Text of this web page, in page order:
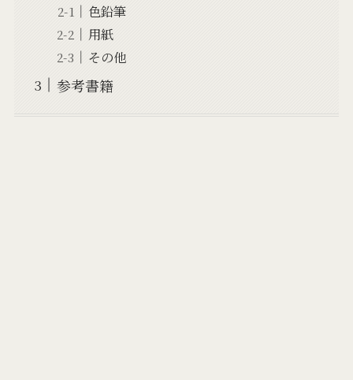
色鉛筆
用紙
その他
参考書籍